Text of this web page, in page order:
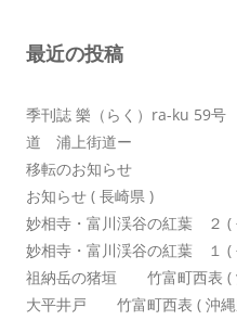
ョ
最近の投稿
季刊誌 樂（らく）ra-ku 59
道 浦上街道ー
移転のお知らせ
お知らせ ( 長崎県 )
妙相寺・富川渓谷の紅葉 ２ (
妙相寺・富川渓谷の紅葉 １ (
祖納岳の猪垣 竹富町西表 (
大平井戸 竹富町西表 ( 沖縄